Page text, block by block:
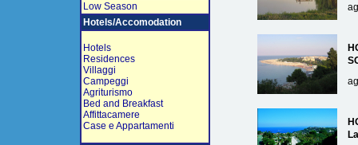
Low Season
Hotels/Accomodation
Hotels
Residences
Villaggi
Campeggi
Agriturismo
Bed and Breakfast
Affittacamere
Case e Appartamenti